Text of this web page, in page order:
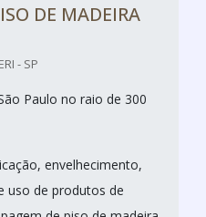
DE MADEIRA
- SP
Paulo no raio de 300
envelhecimento,
uso de produtos de